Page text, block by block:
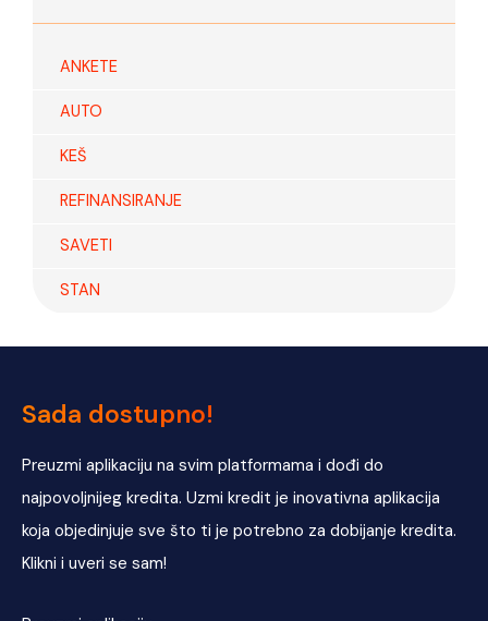
ANKETE
AUTO
KEŠ
REFINANSIRANJE
SAVETI
STAN
Sada dostupno!
Preuzmi aplikaciju na svim platformama i dođi do
najpovoljnijeg kredita. Uzmi kredit je inovativna aplikacija
koja objedinjuje sve što ti je potrebno za dobijanje kredita.
Klikni i uveri se sam!